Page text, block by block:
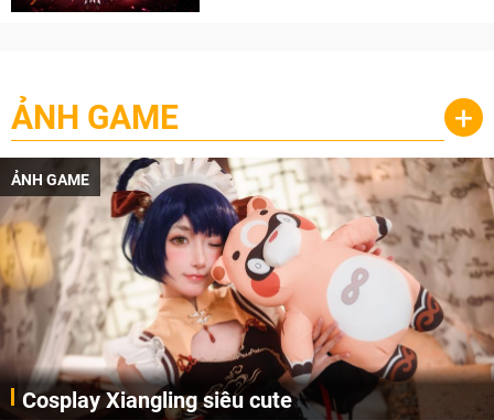
ẢNH GAME +
ẢNH GAME
Cosplay Xiangling siêu cute